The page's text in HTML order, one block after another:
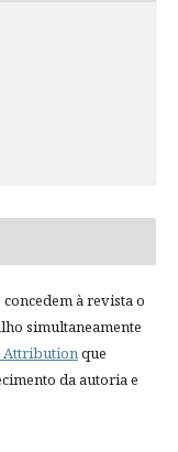
à revista o
simultaneamente
Attributionque
da autoria e